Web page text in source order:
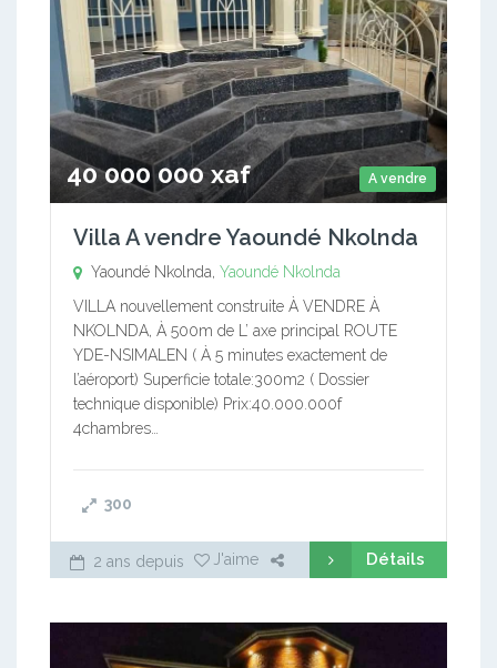
A vendre
40 000 000 xaf
Villa A vendre Yaoundé Nkolnda
Yaoundé Nkolnda, Yaoundé Nkolnda
VILLA nouvellement construite À VENDRE À
NKOLNDA, À 500m de L’ axe principal ROUTE
YDE-NSIMALEN ( À 5 minutes exactement de
l’aéroport) Superficie totale:300m2 ( Dossier
technique disponible) Prix:40.000.000f
4chambres…
300
2 ans depuis J'aime Détails